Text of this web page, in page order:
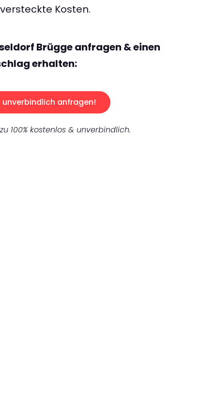
Kosten.
Brügge anfragen & einen
erhalten:
unverbindlich anfragen!
100% kostenlos & unverbindlich.